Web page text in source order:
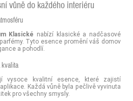
vůně do každého interiéru
Klasické nabízí klasické a nadčasové
Tyto esence promění váš domov
a pohodlí.
kvalita
vysoce kvalitní esence, které zajistí
Každá vůně byla pečlivě vyvinuta
pro všechny smysly.